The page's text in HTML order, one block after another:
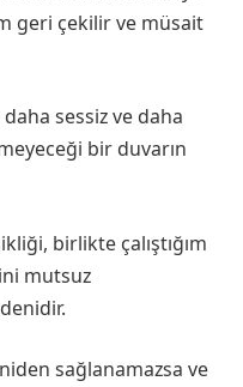
geri çekilir ve müsait
sessiz ve daha
bir duvarın
birlikte çalıştığım
mutsuz
sağlanamazsa ve